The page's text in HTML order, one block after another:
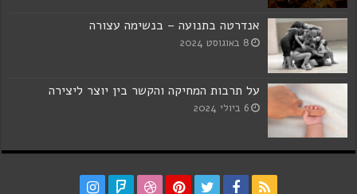
אנדרטה בתנועה – בנשימה עצורה
8 באוגוסט 2024
על תרבות המחיקה והקשר בין יוצר ליצירה
6 ביולי 2024